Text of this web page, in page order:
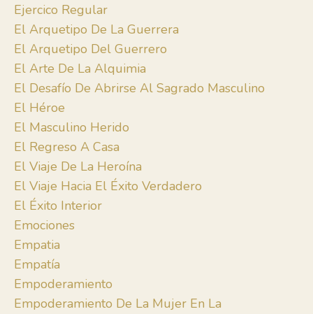
Ejercico Regular
El Arquetipo De La Guerrera
El Arquetipo Del Guerrero
El Arte De La Alquimia
El Desafío De Abrirse Al Sagrado Masculino
El Héroe
El Masculino Herido
El Regreso A Casa
El Viaje De La Heroína
El Viaje Hacia El Éxito Verdadero
El Éxito Interior
Emociones
Empatia
Empatía
Empoderamiento
Empoderamiento De La Mujer En La